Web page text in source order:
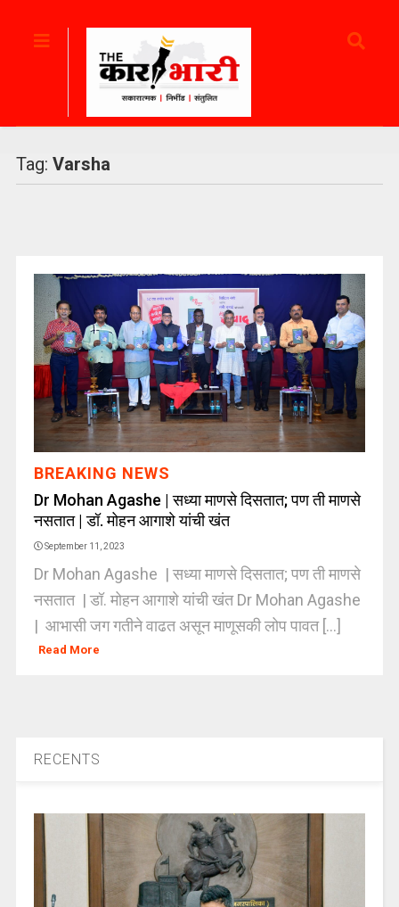
Tag: Varsha
BREAKING NEWS
Dr Mohan Agashe | सध्या माणसे दिसतात; पण ती माणसे
नसतात | डॉ. मोहन आगाशे यांची खंत
September 11, 2023
Dr Mohan Agashe | सध्या माणसे दिसतात; पण ती माणसे
नसतात | डॉ. मोहन आगाशे यांची खंत Dr Mohan Agashe
| आभासी जग गतीने वाढत असून माणूसकी लोप पावत [...]
Read More
RECENTS